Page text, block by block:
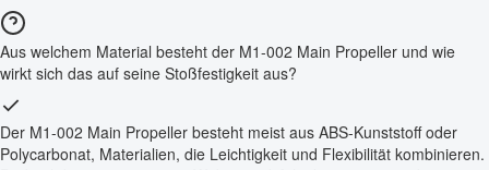
Aus welchem Material besteht der M1-002 Main Propeller und wie
wirkt sich das auf seine Stoßfestigkeit aus?
Der M1-002 Main Propeller besteht meist aus ABS-Kunststoff oder
Polycarbonat, Materialien, die Leichtigkeit und Flexibilität kombinieren.